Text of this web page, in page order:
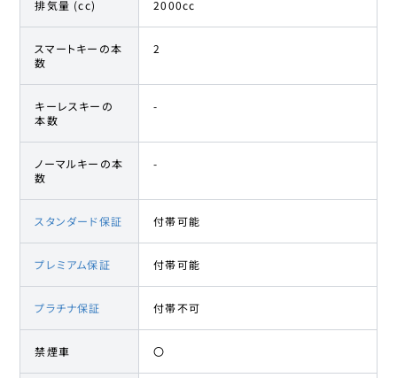
排気量 (cc) 2000cc
スマートキーの本
数
2
キーレスキーの
本数
-
ノーマルキーの本
数
-
スタンダード保証 付帯可能
プレミアム保証 付帯可能
プラチナ保証 付帯不可
禁煙車 〇